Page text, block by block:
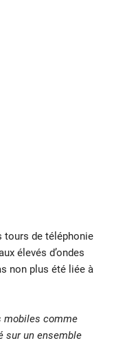
tours de téléphonie
élevés d’ondes
non plus été liée à
mobiles comme
sur un ensemble